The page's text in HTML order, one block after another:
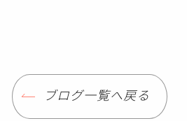
ブログ一覧へ戻る